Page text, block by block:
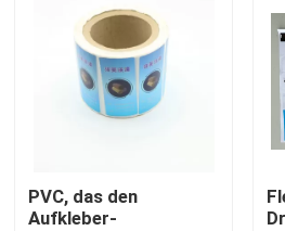
Fordern Sie ein Zitat
Verpackungsbox bedrucken
Geschenkbox aus Karton
PVC, das den
Aufkleber-